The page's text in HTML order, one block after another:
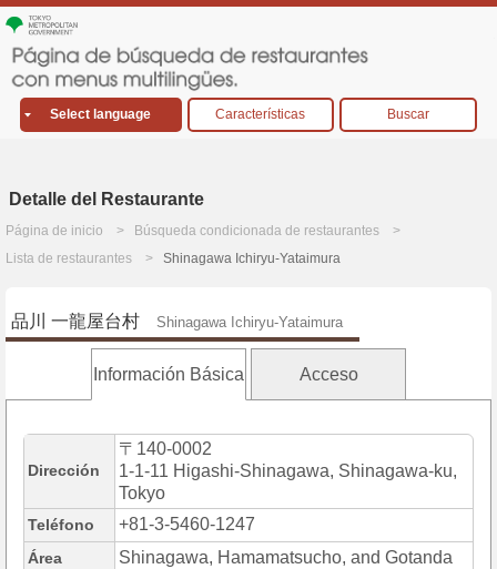
Select language Características Buscar
Detalle del Restaurante
Página de inicio
Búsqueda condicionada de restaurantes
Lista de restaurantes
Shinagawa Ichiryu-Yataimura
品川 一龍屋台村 Shinagawa Ichiryu-Yataimura
Información Básica Acceso
Dirección
〒140-0002
1-1-11 Higashi-Shinagawa, Shinagawa-ku,
Tokyo
Teléfono +81-3-5460-1247
Área Shinagawa, Hamamatsucho, and Gotanda